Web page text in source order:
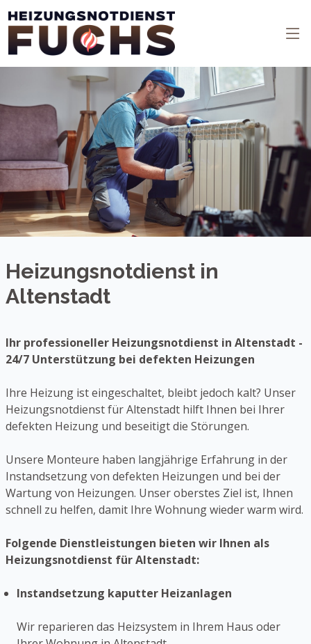
Heizungsnotdienst in
Altenstadt
Ihr professioneller Heizungsnotdienst in Altenstadt -
24/7 Unterstützung bei defekten Heizungen
Ihre Heizung ist eingeschaltet, bleibt jedoch kalt? Unser
Heizungsnotdienst für Altenstadt hilft Ihnen bei Ihrer
defekten Heizung und beseitigt die Störungen.
Unsere Monteure haben langjährige Erfahrung in der
Instandsetzung von defekten Heizungen und bei der
Wartung von Heizungen. Unser oberstes Ziel ist, Ihnen
schnell zu helfen, damit Ihre Wohnung wieder warm wird.
Folgende Dienstleistungen bieten wir Ihnen als
Heizungsnotdienst für Altenstadt:
Instandsetzung kaputter Heizanlagen
Wir reparieren das Heizsystem in Ihrem Haus oder